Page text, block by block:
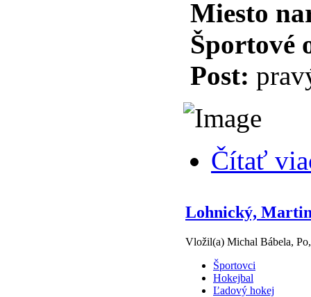
Miesto
Športové
Post:
Čítať
Lohnický,
Vložil(a) Michal Bábela,
Športovci
Hokejbal
Ľadový hokej